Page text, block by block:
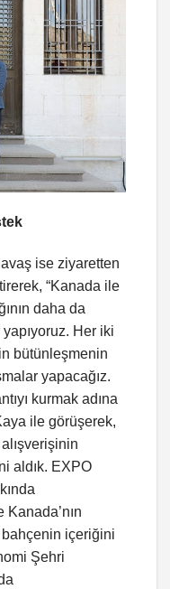
ise ziyaretten
“Kanada ile
daha da
Her iki
bütünleşmenin
yapacağız.
kurmak adına
ile görüşerek,
aldık. EXPO
içeriğini
Şehri